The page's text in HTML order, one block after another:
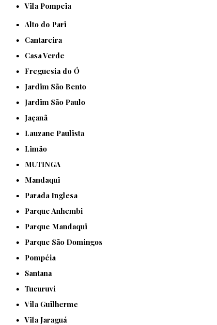
Vila Pompeia
Alto do Pari
Cantareira
Casa Verde
Freguesia do Ó
Jardim São Bento
Jardim São Paulo
Jaçanã
Lauzane Paulista
Limão
MUTINGA
Mandaqui
Parada Inglesa
Parque Anhembi
Parque Mandaqui
Parque São Domingos
Pompéia
Santana
Tucuruvi
Vila Guilherme
Vila Jaraguá